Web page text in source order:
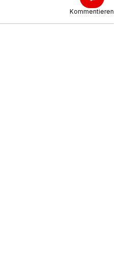
Kommentieren